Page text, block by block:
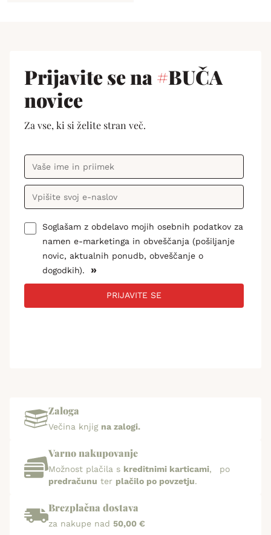
Prijavite se na#BUČA
novice
Za vse, ki si želite stran več.
Soglašam z obdelavo mojih osebnih podatkov za
namen e-marketinga in obveščanja (pošiljanje
novic, aktualnih ponudb, obveščanje o
dogodkih).
»
PRIJAVITE SE
Zaloga
Večina knjig na zalogi.
Varno nakupovanje
Možnost plačila s kreditnimi karticami, po
predračunu ter plačilo po povzetju.
Brezplačna dostava
za nakupe nad 50,00 €